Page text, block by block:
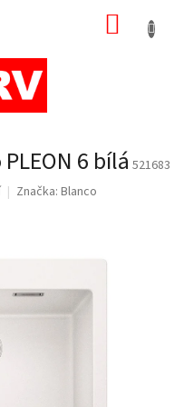
6 bílá 521683
Značka: Blanco